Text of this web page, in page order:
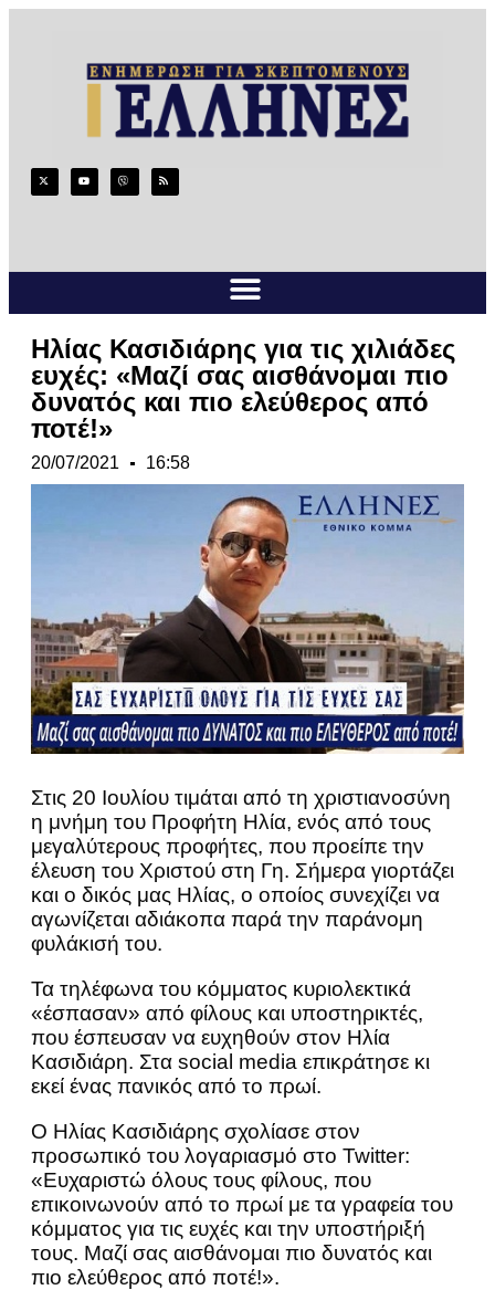
Ηλίας Κασιδιάρης για τις χιλιάδες
ευχές: «Μαζί σας αισθάνομαι πιο
δυνατός και πιο ελεύθερος από
ποτέ!»
20/07/2021 16:58
Στις 20 Ιουλίου τιμάται από τη χριστιανοσύνη
η μνήμη του Προφήτη Ηλία, ενός από τους
μεγαλύτερους προφήτες, που προείπε την
έλευση του Χριστού στη Γη. Σήμερα γιορτάζει
και ο δικός μας Ηλίας, ο οποίος συνεχίζει να
αγωνίζεται αδιάκοπα παρά την παράνομη
φυλάκισή του.
Τα τηλέφωνα του κόμματος κυριολεκτικά
«έσπασαν» από φίλους και υποστηρικτές,
που έσπευσαν να ευχηθούν στον Ηλία
Κασιδιάρη. Στα social media επικράτησε κι
εκεί ένας πανικός από το πρωί.
Ο Ηλίας Κασιδιάρης σχολίασε στον
προσωπικό του λογαριασμό στο Twitter:
«Ευχαριστώ όλους τους φίλους, που
επικοινωνούν από το πρωί με τα γραφεία του
κόμματος για τις ευχές και την υποστήριξή
τους. Μαζί σας αισθάνομαι πιο δυνατός και
πιο ελεύθερος από ποτέ!».